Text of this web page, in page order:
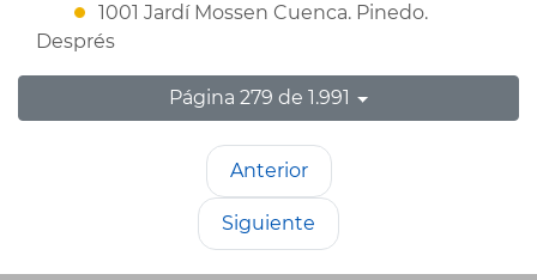
1001 Jardí Mossen Cuenca. Pinedo.
Després
Página 279 de 1.991
Anterior
Siguiente